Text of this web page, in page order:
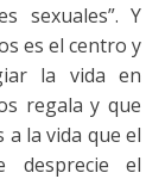
sexuales”. Y
es el centro y
la vida en
regala y que
la vida que el
desprecie el